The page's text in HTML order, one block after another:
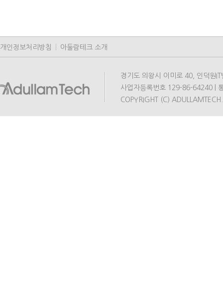
개인정보처리방침 아둘람테크 소개
경기도 의왕시 이미로 40, 인덕원
사업자등록번호 129-86-64240 |
COPYRIGHT (C)